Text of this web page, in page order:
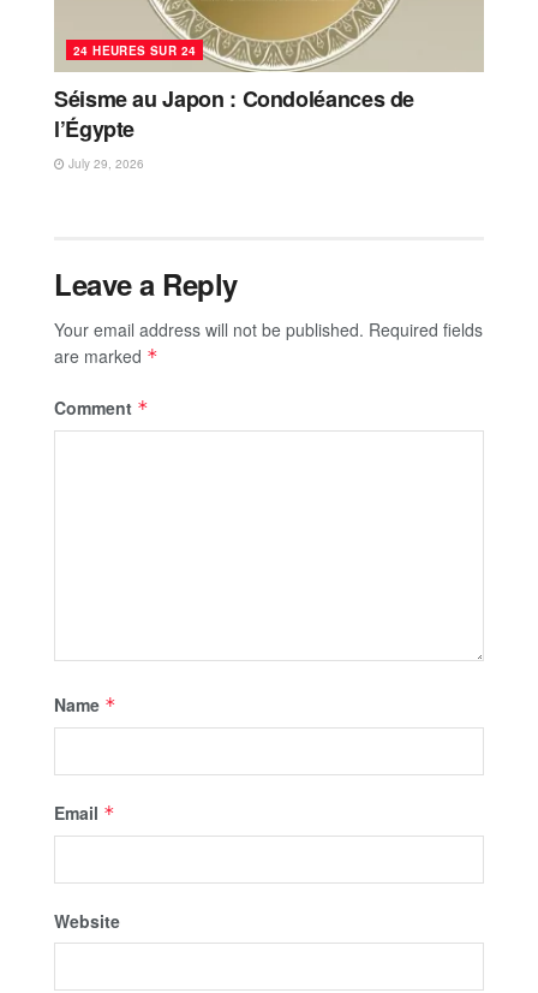
24 HEURES SUR 24
Séisme au Japon : Condoléances de
l’Égypte
July 29, 2026
Leave a Reply
Your email address will not be published. Required fields
are marked *
Comment *
Name *
Email *
Website